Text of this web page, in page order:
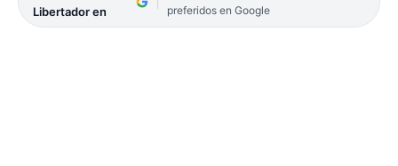
Libertador en
preferidos en Google